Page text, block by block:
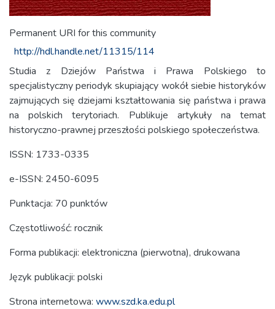
Permanent URI for this community
http://hdl.handle.net/11315/114
Studia z Dziejów Państwa i Prawa Polskiego to
specjalistyczny periodyk skupiający wokół siebie historyków
zajmujących się dziejami kształtowania się państwa i prawa
na polskich terytoriach. Publikuje artykuły na temat
historyczno-prawnej przeszłości polskiego społeczeństwa.
ISSN: 1733-0335
e-ISSN: 2450-6095
Punktacja: 70 punktów
Częstotliwość: rocznik
Forma publikacji: elektroniczna (pierwotna), drukowana
Język publikacji: polski
Strona internetowa: www.szd.ka.edu.pl